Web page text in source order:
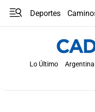
Deportes
Lo Último Argentina